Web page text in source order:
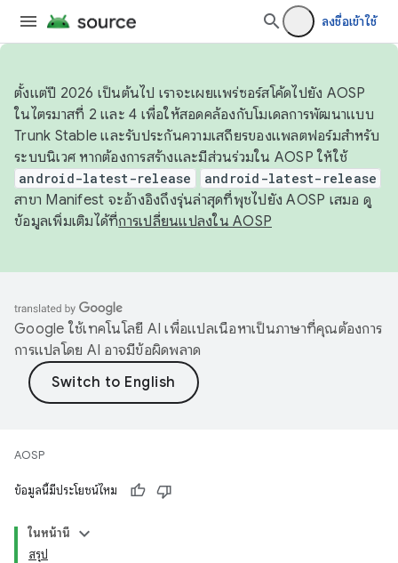
ลงชื่อเข้าใช้
ตั้งแต่ปี 2026 เป็นต้นไป เราจะเผยแพร่ซอร์สโค้ดไปยัง AOSP
ในไตรมาสที่ 2 และ 4 เพื่อให้สอดคล้องกับโมเดลการพัฒนาแบบ
Trunk Stable และรับประกันความเสถียรของแพลตฟอร์มสำหรับ
ระบบนิเวศ หากต้องการสร้างและมีส่วนร่วมใน AOSP ให้ใช้
android-latest-release android-latest-release
สาขา Manifest จะอ้างอิงถึงรุ่นล่าสุดที่พุชไปยัง AOSP เสมอ ดู
ข้อมูลเพิ่มเติมได้ที่การเปลี่ยนแปลงใน AOSP
Google ใช้เทคโนโลยี AI เพื่อแปลเนื้อหาเป็นภาษาที่คุณต้องการ
การแปลโดย AI อาจมีข้อผิดพลาด
AOSP
ข้อมูลนี้มีประโยชน์ไหม
ในหน้านี้
สรุป